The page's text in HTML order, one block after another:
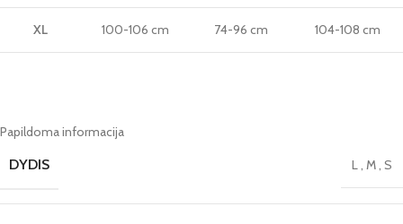
XL 100-106 cm 74-96 cm 104-108 cm
Papildoma informacija
DYDIS L M S